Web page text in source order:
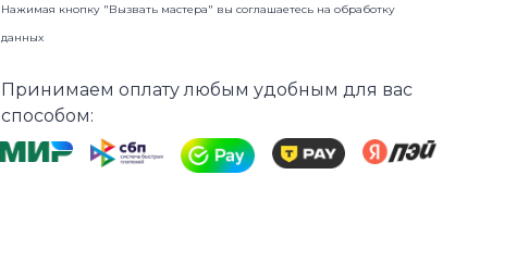
Нажимая кнопку "Вызвать мастера" вы соглашаетесь наобработку
данных
Принимаем оплату любым удобным для вас
способом: